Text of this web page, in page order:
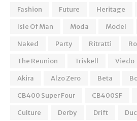
Fashion Future Heritage
Isle Of Man
Moda Model
Naked
Party Ritratti
The Reunion
Triskell Viedo
Akira
Alzo Zero Beta
CB400 Super Four
CB400SF
Culture
Derby Drift